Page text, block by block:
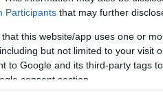
Participants that may further
that this website/app uses one or
but not limited to your visit
to Google and its third-party tags
consent section.
nem fér kétség, hogy az
kiváló konstrukció. Ezt még
lehetőségével, de